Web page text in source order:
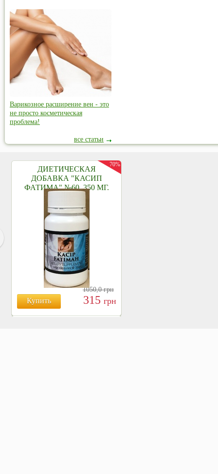
Варикозное расширение вен - это
не просто косметическая
проблема!
все статьи
ДИЕТИЧЕСКАЯ
ДОБАВКА "КАСИП
ФАТИМА" №60, 350 МГ.
Купить
1050,0грн
315 грн
70%